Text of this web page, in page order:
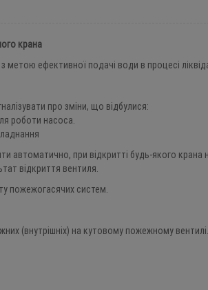
крана
ефективної подачі води в процесі
про зміни, що відбулися:
роботи насоса.
автоматично, при відкритті будь-якого
відкриття вентиля.
пожежогасячих систем.
(внутрішніх) на кутовому пожежному